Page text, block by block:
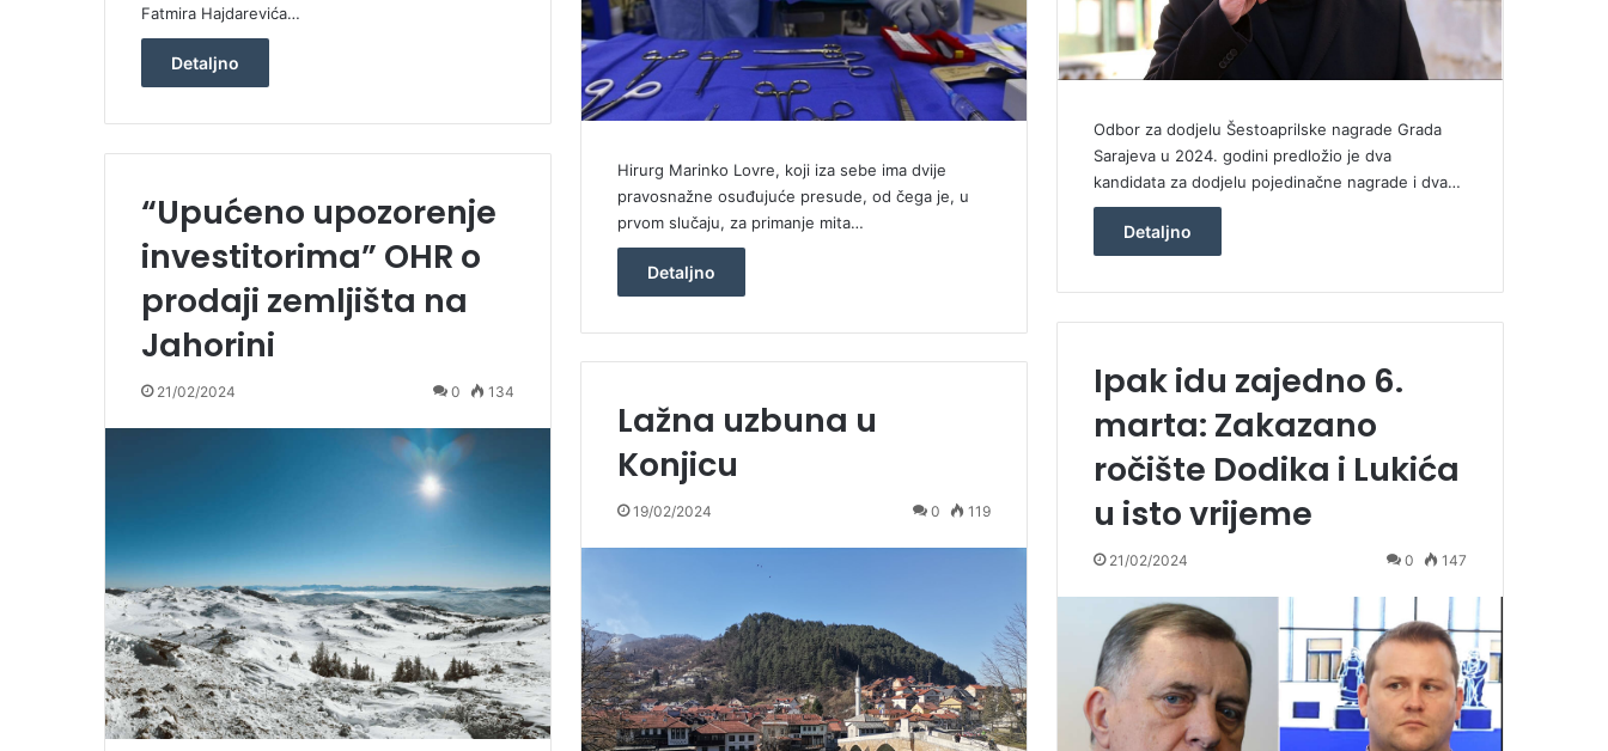
Fatmira Hajdarevića…
Detaljno
Hirurg Marinko Lovre, koji iza sebe ima dvije
pravosnažne osuđujuće presude, od čega je, u
prvom slučaju, za primanje mita…
Detaljno
Odbor za dodjelu Šestoaprilske nagrade Grada
Sarajeva u 2024. godini predložio je dva
kandidata za dodjelu pojedinačne nagrade i dva…
Detaljno
“Upućeno upozorenje
investitorima” OHR o
prodaji zemljišta na
Jahorini
21/02/2024 0 134
Ipak idu zajedno 6.
marta: Zakazano
ročište Dodika i Lukića
u isto vrijeme
21/02/2024 0 147
Lažna uzbuna u
Konjicu
19/02/2024 0 119